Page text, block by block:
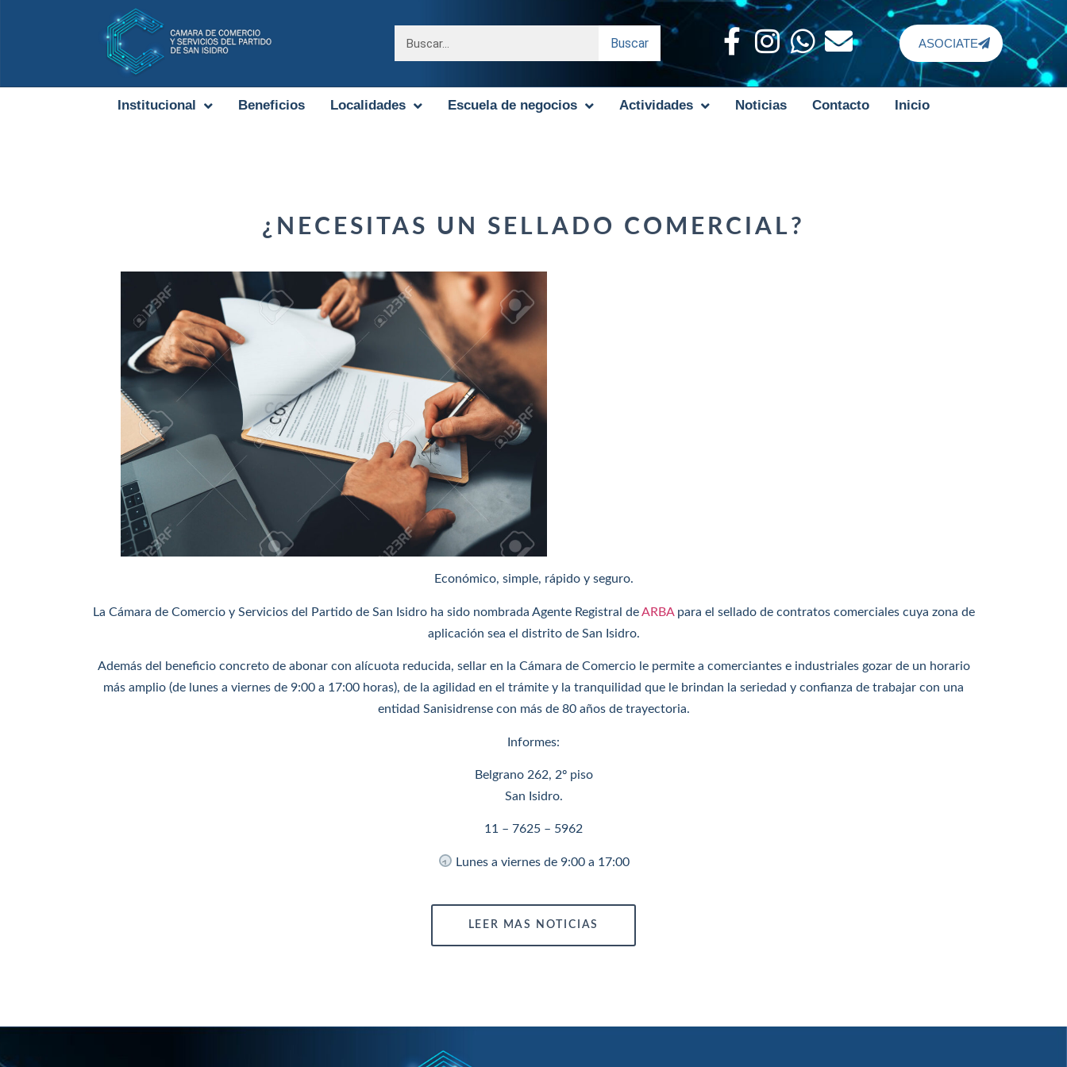
Buscar ASOCIATE
Institucional Beneficios Localidades Escuela de negocios Actividades Noticias Contacto Inicio
¿NECESITAS UN SELLADO COMERCIAL?
Económico, simple, rápido y seguro.
La Cámara de Comercio y Servicios del Partido de San Isidro ha sido nombrada Agente Registral deARBApara el sellado de contratos comerciales cuya zona de
aplicación sea el distrito de San Isidro.
Además del beneficio concreto de abonar con alícuota reducida, sellar en la Cámara de Comercio le permite a comerciantes e industriales gozar de un horario
más amplio (de lunes a viernes de 9:00 a 17:00 horas), de la agilidad en el trámite y la tranquilidad que le brindan la seriedad y confianza de trabajar con una
entidad Sanisidrense con más de 80 años de trayectoria.
Informes:
Belgrano 262, 2º piso
San Isidro.
11 – 7625 – 5962
Lunes a viernes de 9:00 a 17:00
LEER MAS NOTICIAS